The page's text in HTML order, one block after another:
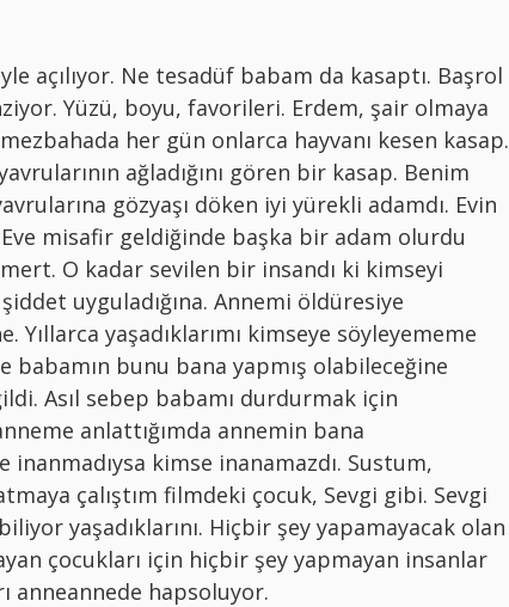
açılıyor. Ne tesadüf babam da kasaptı. Başrol
Yüzü, boyu, favorileri. Erdem, şair olmaya
her gün onlarca hayvanı kesen kasap.
ağladığını gören bir kasap. Benim
gözyaşı döken iyi yürekli adamdı. Evin
misafir geldiğinde başka bir adam olurdu
O kadar sevilen bir insandı ki kimseyi
uyguladığına. Annemi öldüresiye
yaşadıklarımı kimseye söyleyememe
bunu bana yapmış olabileceğine
Asıl sebep babamı durdurmak için
anlattığımda annemin bana
inanmadıysa kimse inanamazdı. Sustum,
çalıştım filmdeki çocuk, Sevgi gibi. Sevgi
yaşadıklarını. Hiçbir şey yapamayacak olan
çocukları için hiçbir şey yapmayan insanlar
anneannede hapsoluyor.